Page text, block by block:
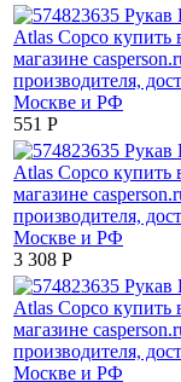
‍551‍ Р
3 308 Р